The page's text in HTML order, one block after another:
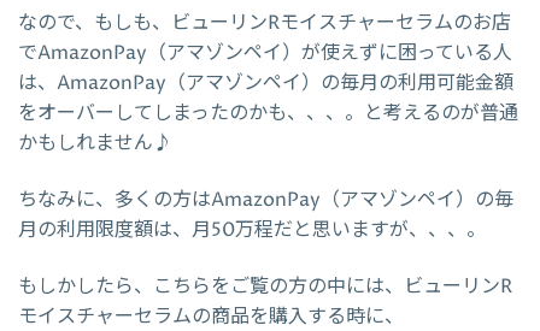
なので、もしも、ビューリンRモイスチャーセラムのお店
でAmazonPay（アマゾンペイ）が使えずに困っている人
は、AmazonPay（アマゾンペイ）の毎月の利用可能金額
をオーバーしてしまったのかも、、、。と考えるのが普通
かもしれません♪
ちなみに、多くの方はAmazonPay（アマゾンペイ）の毎
月の利用限度額は、月50万程だと思いますが、、、。
もしかしたら、こちらをご覧の方の中には、ビューリンR
モイスチャーセラムの商品を購入する時に、